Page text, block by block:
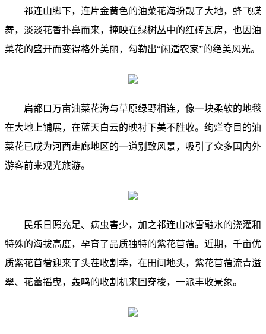
祁连山脚下，连片金黄色的油菜花海扮靓了大地，蜂飞蝶
舞，淡淡花香扑鼻而来，掩映在绿树丛中的红砖瓦房，也因油
菜花的盛开而变得格外美丽，勾勒出“闲适农家”的绝美风光。
扁都口万亩油菜花海与草原绿野相连，像一块柔软的地毯
在大地上铺展，在蓝天白云的映衬下美不胜收。绚烂夺目的油
菜花已成为河西走廊地区的一道别致风景，吸引了众多国内外
游客前来观光旅游。
民乐日照充足、病虫害少，加之祁连山冰雪融水的浇灌和
特殊的海拔高度，孕育了品质独特的紫花苜蓿。近期，千亩优
质紫花苜蓿迎来了头茬收割季，在田间地头，紫花苜蓿流青溢
翠、花蕾摇曳，轰鸣的收割机来回穿梭，一派丰收景象。